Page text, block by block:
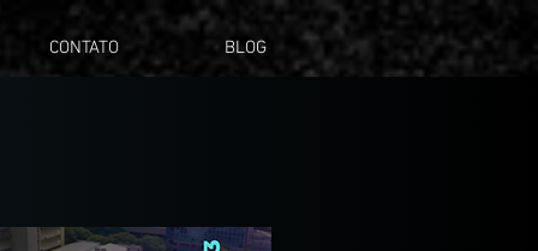
CONTATO BLOG